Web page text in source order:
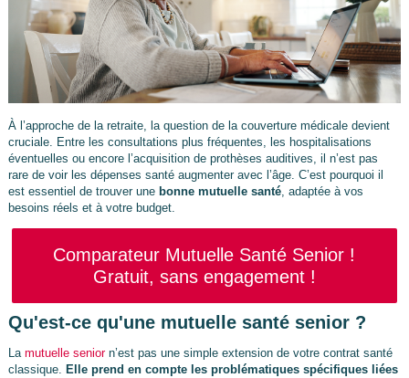
À l’approche de la retraite, la question de la couverture médicale devient
cruciale. Entre les consultations plus fréquentes, les hospitalisations
éventuelles ou encore l’acquisition de prothèses auditives, il n’est pas
rare de voir les dépenses santé augmenter avec l’âge. C’est pourquoi il
est essentiel de trouver une bonne mutuelle santé, adaptée à vos
besoins réels et à votre budget.
Comparateur Mutuelle Santé Senior !
Gratuit, sans engagement !
Qu'est-ce qu'une mutuelle santé senior ?
La mutuelle seniorn’est pas une simple extension de votre contrat santé
classique. Elle prend en compte les problématiques spécifiques liées